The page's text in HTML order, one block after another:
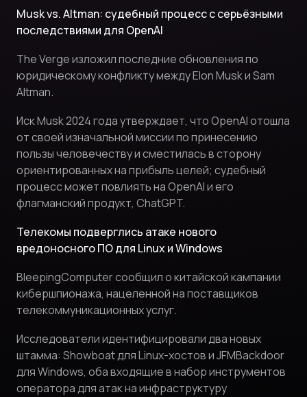
Musk vs. Altman: судебный процесс с серьёзными
последствиями для OpenAI
The Verge изложил последние обновления по
юридическому конфликту между Elon Musk и Sam
Altman.
Иск Musk 2024 года утверждает, что OpenAI отошла
от своей изначальной миссии по принесению
пользы человечеству и сместилась в сторону
ориентированных на прибыль целей; судебный
процесс может повлиять на OpenAI и его
флагманский продукт, ChatGPT.
Телекомы подверглись атаке нового
вредоносного ПО для Linux и Windows
BleepingComputer сообщил о китайской кампании
кибершпионажа, нацеленной на поставщиков
телекоммуникационных услуг.
Исследователи идентифицировали два новых
штамма: Showboat для Linux-хостов и JFMBackdoor
для Windows, оба входящие в набор инструментов
оператора для атак на инфраструктуру